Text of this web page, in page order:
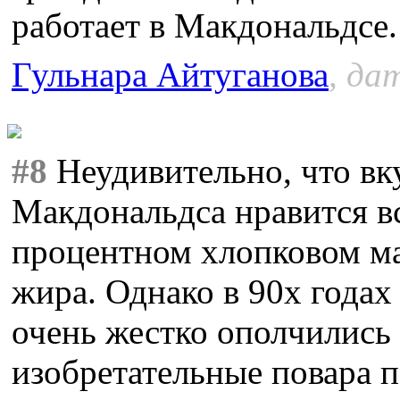
работает в Макдональдсе.
Гульнара Айтуганова,
#8 Неудивительно, что
Макдональдса нравится
процентном хлопковом
жира. Однако в 90х
очень жестко
изобретательные повара